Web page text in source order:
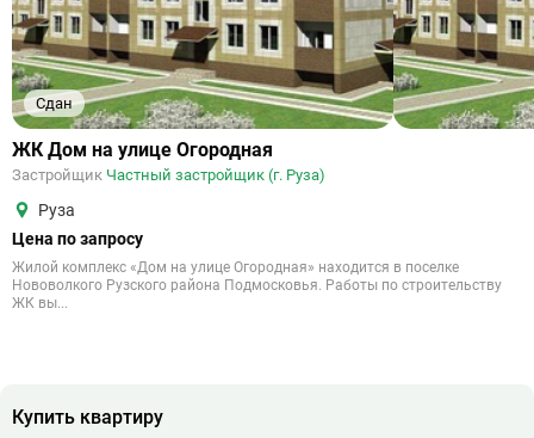
Сдан
ЖК Дом на улице Огородная
Застройщик Частный застройщик (г. Руза)
Руза
Цена по запросу
Жилой комплекс «Дом на улице Огородная» находится в поселке
Нововолкого Рузского района Подмосковья. Работы по строительству
ЖК вы...
Купить квартиру